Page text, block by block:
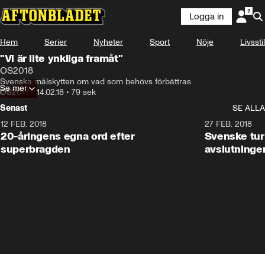
Logga in
Hem Serier Nyheter Sport Nöje Livsstil
"Vi är lite ynkliga framåt"
OS2018
Svenska målskytten om vad som behövs förbättras
OS2018• 14.02.18 • 79 sek
Se mer
Senast
SE ALLA
12 FEB. 2018
20-åringens egna ord efter
superbragden
27 FEB. 2018
Svenske